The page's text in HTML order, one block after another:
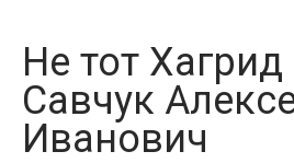
Не тот
Савчук
Иванович